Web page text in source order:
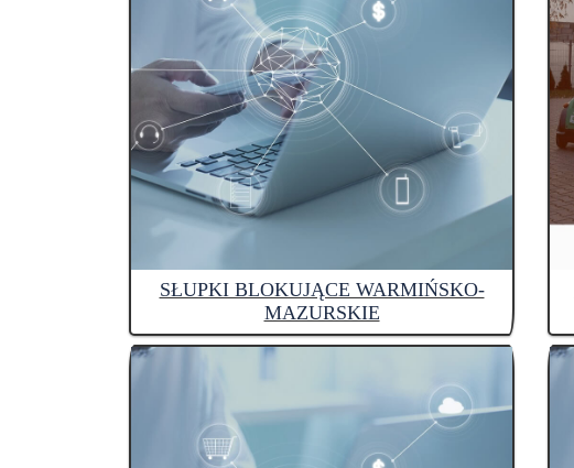
SŁUPKI BLOKUJĄCE WARMIŃSKO-
MAZURSKIE